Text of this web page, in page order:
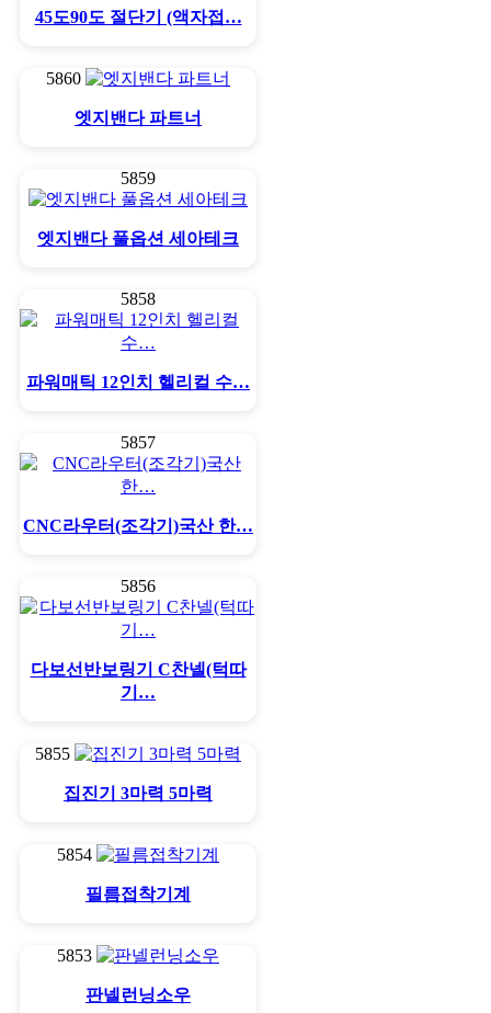
45도90도 절단기 (액자접…
5860
엣지밴다 파트너
5859
엣지밴다 풀옵션 세아테크
5858
파워매틱 12인치 헬리컬 수…
5857
CNC라우터(조각기)국산 한…
5856
다보선반보링기 C찬넬(턱따
기…
5855
집진기 3마력 5마력
5854
필름접착기계
5853
판넬런닝소우